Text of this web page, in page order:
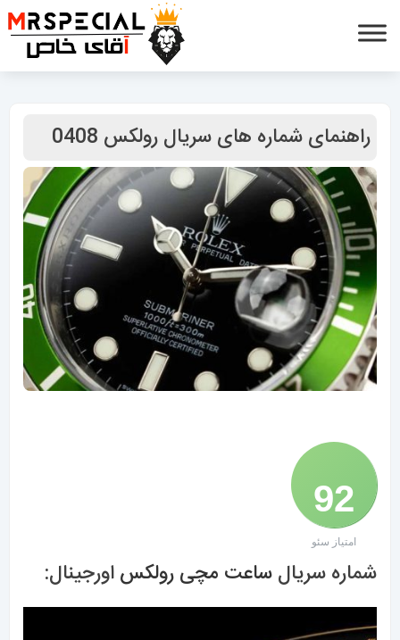
راهنمای شماره های سریال رولکس 0408
92
/ 100
امتیاز سئو
شماره سریالساعت مچی رولکساورجینال: